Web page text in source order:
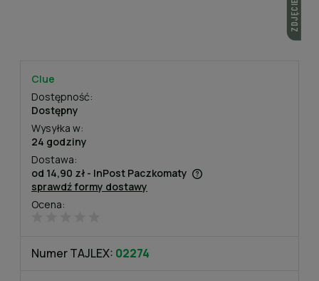
Ocena:
Clue
Dostępność:
Dostępny
Wysyłka w:
24 godziny
Dostawa:
od 14,90 zł - InPost Paczkomaty
Cena nie zawiera ewentualnych kosztów płatności
sprawdź formy dostawy
Numer TAJLEX: 02274